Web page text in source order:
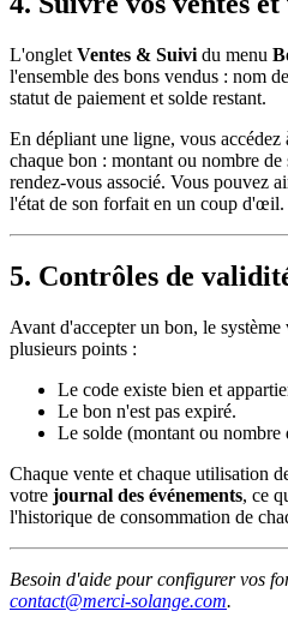
L'onglet Ventes & Suivi du menu
l'ensemble des bons vendus : nom
statut de paiement et solde restant.
En dépliant une ligne, vous
chaque bon : montant ou nombre de
rendez-vous associé. Vous pouvez
l'état de son forfait en un coup d'œil.
5. Contrôles de
Avant d'accepter un bon, le
plusieurs points :
Le code existe bien et
Le bon n'est pas expiré.
Le solde (montant ou nombre
Chaque vente et chaque utilisation
votre journal des événements, ce
l'historique de consommation de
Besoin d'aide pour configurer vos
contact@merci-solange.com.